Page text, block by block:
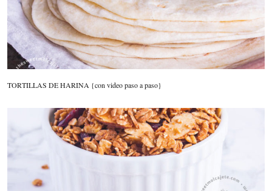
TORTILLAS DE HARINA {con video paso a paso}